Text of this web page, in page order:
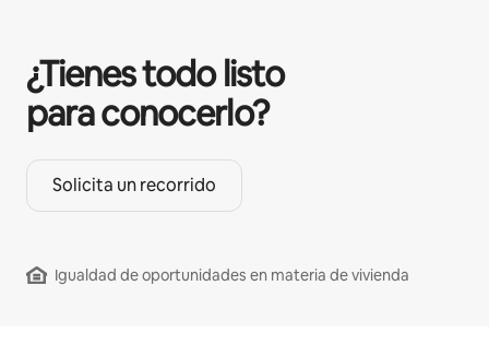
¿Tienes todo listo
para conocerlo?
Solicita un recorrido
Igualdad de oportunidades en materia de vivienda